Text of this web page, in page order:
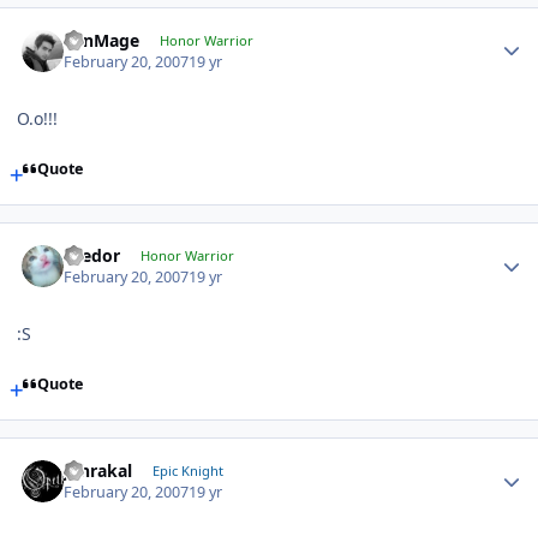
LenMage Honor Warrior
February 20, 200719 yr
O.o!!!
Quote
Teedor Honor Warrior
February 20, 200719 yr
:S
Quote
Jahrakal Epic Knight
February 20, 200719 yr